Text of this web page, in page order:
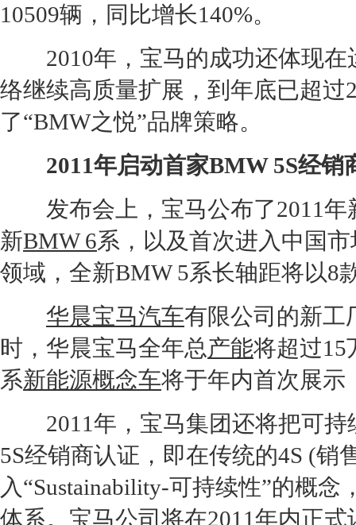
10509辆，同比增长140%。
2010年， 宝马的成功还体现
络继续高质量扩展，到年底已超过
了“BMW之悦”品牌策略。
2011年启动首家BMW 5S经销
发布会上， 宝马公布了2011
新BMW 6系，以及首次进入中国
领域，全新BMW 5系长轴距将以8
华晨宝马汽车有限公司的新工
时， 华晨宝马全年总产能将超过15
系新能源概念车将于年内首次展示
2011年， 宝马集团还将把可持
5S经销商认证，即在传统的4S (销
入“Sustainability-可持续性”的概
体系。 宝马公司将在2011年内正式